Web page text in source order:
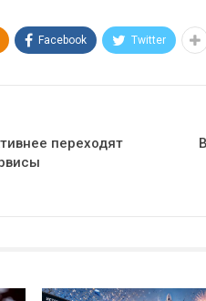
Facebook Twitter
переходят